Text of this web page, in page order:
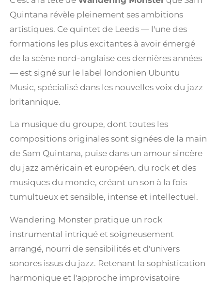
Quintana révèle pleinement ses ambitions
artistiques. Ce quintet de Leeds — l'une des
formations les plus excitantes à avoir émergé
de la scène nord-anglaise ces dernières années
— est signé sur le label londonien Ubuntu
Music, spécialisé dans les nouvelles voix du jazz
britannique.
La musique du groupe, dont toutes les
compositions originales sont signées de la main
de Sam Quintana, puise dans un amour sincère
du jazz américain et européen, du rock et des
musiques du monde, créant un son à la fois
tumultueux et sensible, intense et intellectuel.
Wandering Monster pratique un rock
instrumental intriqué et soigneusement
arrangé, nourri de sensibilités et d'univers
sonores issus du jazz. Retenant la sophistication
harmonique et l'approche improvisatoire